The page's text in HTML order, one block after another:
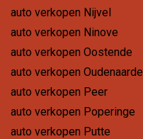
auto verkopen Nijvel
auto verkopen Ninove
auto verkopen Oostende
auto verkopen Oudenaarde
auto verkopen Peer
auto verkopen Poperinge
auto verkopen Putte